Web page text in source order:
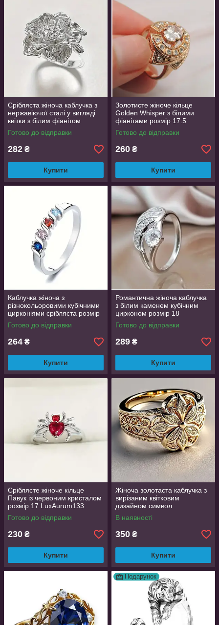
Срібляста жіноча каблучка з
нержавіючої сталі у вигляді
квітки з білим фіанітом
квітковий дизайн
регульований розмір
Готово до відправки
282 ₴
Купити
Золотисте жіноче кільце
Golden Whisper з білими
фіанітами розмір 17.5
Готово до відправки
260 ₴
Купити
Каблучка жіноча з
різнокольоровими кубічними
цирконіями срібляста розмір
18 AurumLux019
Готово до відправки
264 ₴
Купити
Романтична жіноча каблучка
з білим каменем кубічним
цирконом розмір 18
Готово до відправки
289 ₴
Купити
Сріблясте жіноче кільце
Павук із червоним кристалом
розмір 17 LuxAurum133
Готово до відправки
230 ₴
Купити
Жіноча золотаста каблучка з
вирізаним квітковим
дизайном символ
елегантності та розкоші 20
LuxAurum154
В наявності
350 ₴
Купити
Подарунок